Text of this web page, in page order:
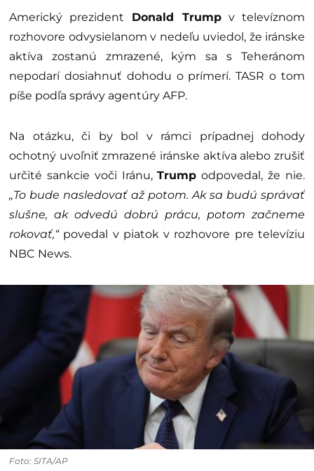
Americký prezident Donald Trumpv televíznom
rozhovore odvysielanom v nedeľu uviedol, že iránske
aktíva zostanú zmrazené, kým sa s Teheránom
nepodarí dosiahnuť dohodu o prímerí. TASR o tom
píše podľa správy agentúry AFP.
Na otázku, či by bol v rámci prípadnej dohody
ochotný uvoľniť zmrazené iránske aktíva alebo zrušiť
určité sankcie voči Iránu,Trump odpovedal, že nie.
„To bude nasledovať až potom. Ak sa budú správať
slušne, ak odvedú dobrú prácu, potom začneme
rokovať,“povedal v piatok v rozhovore pre televíziu
NBC News.
Foto: SITA/AP